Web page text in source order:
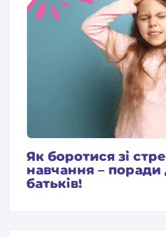
Як боротися зі
навчання – поради
батьків!